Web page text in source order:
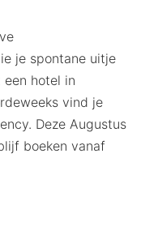
je spontane uitje
een hotel in
vind je
Deze Augustus
boeken vanaf